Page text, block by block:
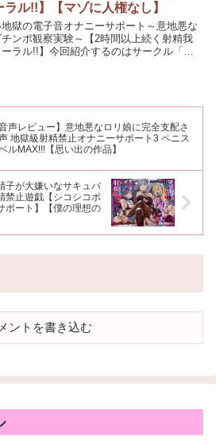
ル!!】【マゾに人権なし】
獄の電子音オナニーサポート～意地悪な
ンポ観察実験～【2時間以上続く射精我
ラル!!】今回紹介するのはサークル「し
音声レビュー】意地悪なロリ娘に完全支配さ
地獄級射精禁止オナニーサポート3 ペニス
ルMAX!!!【思い出の作品】
子が大嫌いなサキュバ
禁止遊戯【シコシコボ
ポート】【僕の理想の
ントを書き込む